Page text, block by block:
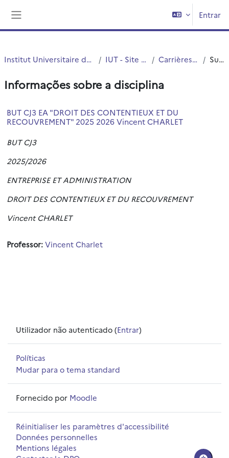
Entrar
Institut Universitaire de Technologie (IUT) IUT - Site de Roubaix Carrières Juridiques Sumário
Informações sobre a disciplina
BUT CJ3 EA "DROIT DES CONTENTIEUX ET DU
RECOUVREMENT" 2025 2026 Vincent CHARLET
BUT CJ3
2025/2026
ENTREPRISE ET ADMINISTRATION
DROIT DES CONTENTIEUX ET DU RECOUVREMENT
Vincent CHARLET
Professor:Vincent Charlet
Utilizador não autenticado (Entrar)
Políticas
Mudar para o tema standard
Fornecido por Moodle
Réinitialiser les paramètres d'accessibilité
Données personnelles
Mentions légales